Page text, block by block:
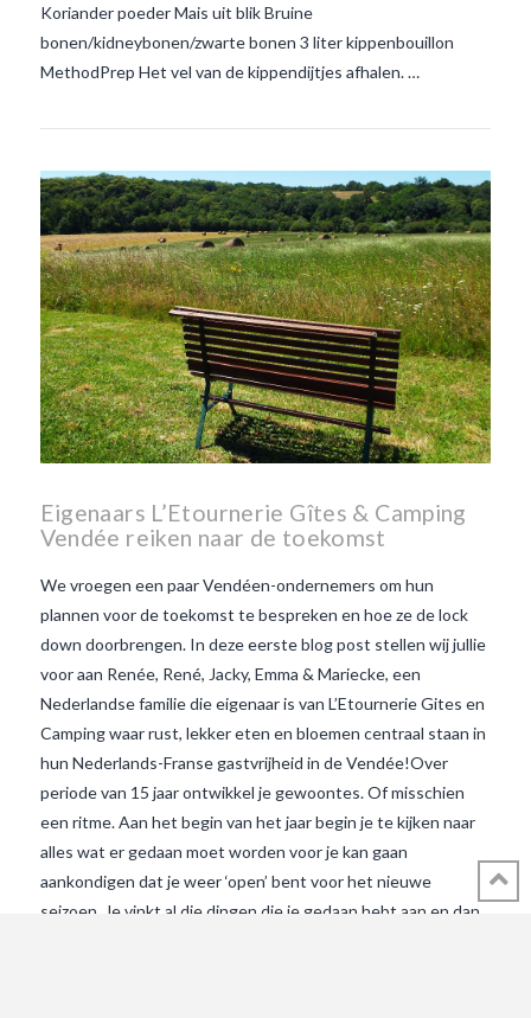
Koriander poeder Mais uit blik Bruine
bonen/kidneybonen/zwarte bonen 3 liter kippenbouillon
MethodPrep Het vel van de kippendijtjes afhalen. …
VIEW POST
Eigenaars L’Etournerie Gîtes & Camping
Vendée reiken naar de toekomst
We vroegen een paar Vendéen-ondernemers om hun
plannen voor de toekomst te bespreken en hoe ze de lock
down doorbrengen. In deze eerste blog post stellen wij jullie
voor aan Renée, René, Jacky, Emma & Mariecke, een
Nederlandse familie die eigenaar is van L’Etournerie Gites en
Camping waar rust, lekker eten en bloemen centraal staan in
hun Nederlands-Franse gastvrijheid in de Vendée!Over
periode van 15 jaar ontwikkel je gewoontes. Of misschien
een ritme. Aan het begin van het jaar begin je te kijken naar
alles wat er gedaan moet worden voor je kan gaan
aankondigen dat je weer ‘open’ bent voor het nieuwe
seizoen. Je vinkt al die dingen die je gedaan hebt aan en dan